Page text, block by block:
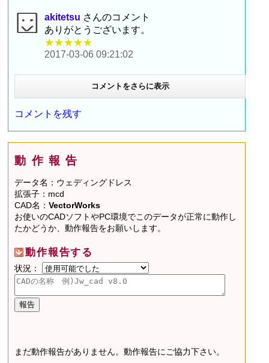
akitetsu さんのコメント
ありがとうございます。
★★★★★
2017-03-06 09:21:02
コメントをさらに表示
コメントを残す
動作報告
データ名：ウェディングドレス
拡張子：mcd
CAD名：VectorWorks
お使いのCADソフトやPC環境でこのデータが正常に動作し
たかどうか、動作報告をお願いします。
動作報告する
状況：
まだ動作報告がありません。動作報告にご協力下さい。